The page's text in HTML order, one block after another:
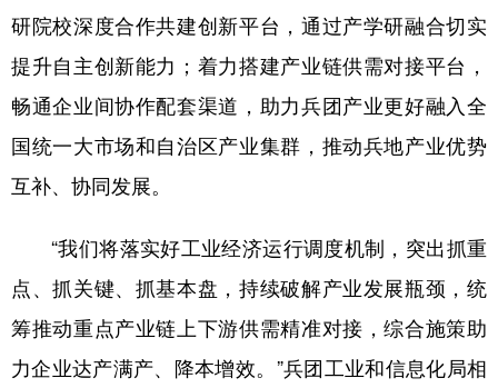
研院校深度合作共建创新平台，通过产学研融合切实
提升自主创新能力；着力搭建产业链供需对接平台，
畅通企业间协作配套渠道，助力兵团产业更好融入全
国统一大市场和自治区产业集群，推动兵地产业优势
互补、协同发展。
“我们将落实好工业经济运行调度机制，突出抓重
点、抓关键、抓基本盘，持续破解产业发展瓶颈，统
筹推动重点产业链上下游供需精准对接，综合施策助
力企业达产满产、降本增效。”兵团工业和信息化局相